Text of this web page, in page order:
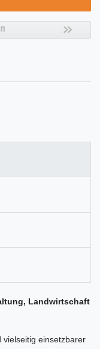
Landwirtschaft
vielseitig einsetzbarer